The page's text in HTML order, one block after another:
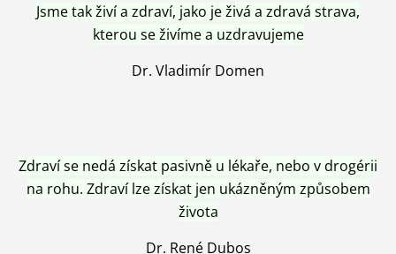
Jsme tak živí a zdraví, jako je živá a zdravá strava,
kterou se živíme a uzdravujeme
Dr. Vladimír Domen
Zdraví se nedá získat pasivně u lékaře, nebo v drogérii
na rohu. Zdraví lze získat jen ukázněným způsobem
života
Dr. René Dubos